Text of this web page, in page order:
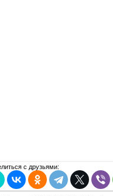
с друзьями: